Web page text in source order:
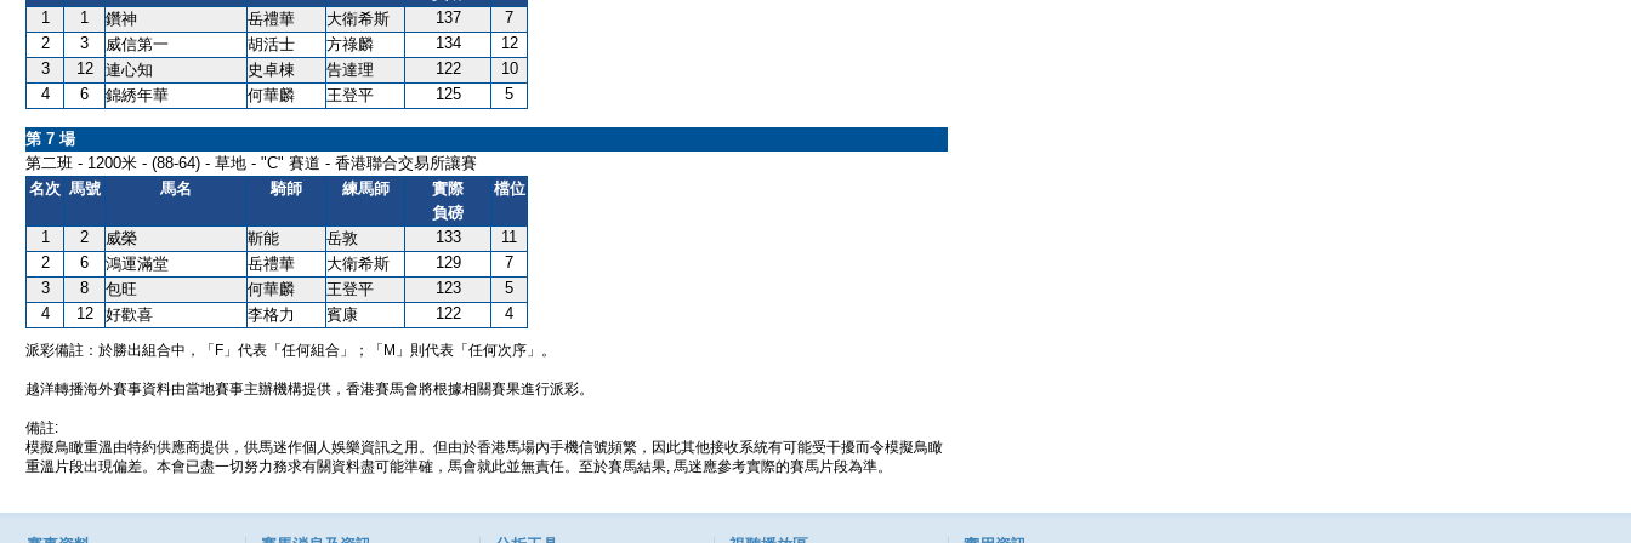
1
1 鑽神 岳禮華 大衛希斯 137
7
2
3 威信第一 胡活士 方祿麟 134
12
3
12 連心知 史卓棟 告達理 122
10
4
6 錦綉年華 何華麟 王登平 125 5
第 7 場
第二班 - 1200米 - (88-64) - 草地 - "C" 賽道 - 香港聯合交易所讓賽
名次 馬號 馬名 騎師 練馬師
實際
負磅
檔位
1 2 威榮 靳能 岳敦 133
11
2
6 鴻運滿堂 岳禮華 大衛希斯 129
7
3
8 包旺 何華麟 王登平 123
5
4
12 好歡喜 李格力 賓康 122 4
派彩備註：於勝出組合中，「F」代表「任何組合」；「M」則代表「任何次序」。
越洋轉播海外賽事資料由當地賽事主辦機構提供，香港賽馬會將根據相關賽果進行派彩。
備註:
模擬鳥瞰重溫由特約供應商提供，供馬迷作個人娛樂資訊之用。但由於香港馬場內手機信號頻繁，因此其他接收系統有可能受干擾而令模擬鳥瞰
重溫片段出現偏差。本會已盡一切努力務求有關資料盡可能準確，馬會就此並無責任。至於賽馬結果, 馬迷應參考實際的賽馬片段為準。